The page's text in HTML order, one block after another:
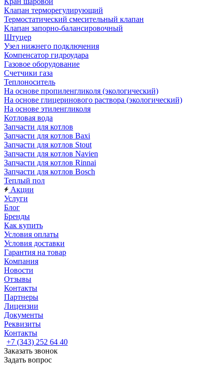
Клапан терморегулирующий
Термостатический смесительный клапан
Клапан запорно-балансировочный
Штуцер
Узел нижнего подключения
Компенсатор гидроудара
Газовое оборудование
Счетчики газа
Теплоноситель
На основе пропиленгликоля (экологический)
На основе глицеринового раствора (экологический)
На основе этиленгликоля
Котловая вода
Запчасти для котлов
Запчасти для котлов Baxi
Запчасти для котлов Stout
Запчасти для котлов Navien
Запчасти для котлов Rinnai
Запчасти для котлов Bosch
Теплый пол
Акции
Услуги
Блог
Бренды
Как купить
Условия оплаты
Условия доставки
Гарантия на товар
Компания
Новости
Отзывы
Контакты
Партнеры
Лицензии
Документы
Реквизиты
Контакты
+7 (343) 252 64 40
Заказать звонок
Задать вопрос